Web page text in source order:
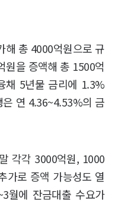
해 총 4000억원으로 규
원을 증액해 총 1500억
채 5년물 금리에 1.3%
연 4.36~4.53%의 금
각각 3000억원, 1000
가로 증액 가능성도 열
월에 잔금대출 수요가